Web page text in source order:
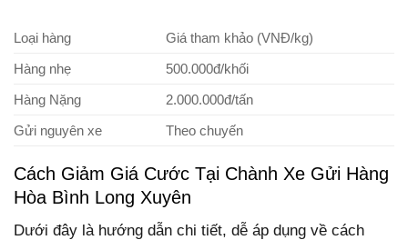
Loại hàng
Giá tham khảo (VNĐ/kg)
Hàng nhẹ
500.000đ/khối
Hàng Nặng
2.000.000đ/tấn
Gửi nguyên xe
Theo chuyến
Cách Giảm Giá Cước Tại Chành Xe Gửi Hàng
Hòa Bình Long Xuyên
Dưới đây là hướng dẫn chi tiết, dễ áp dụng về cách